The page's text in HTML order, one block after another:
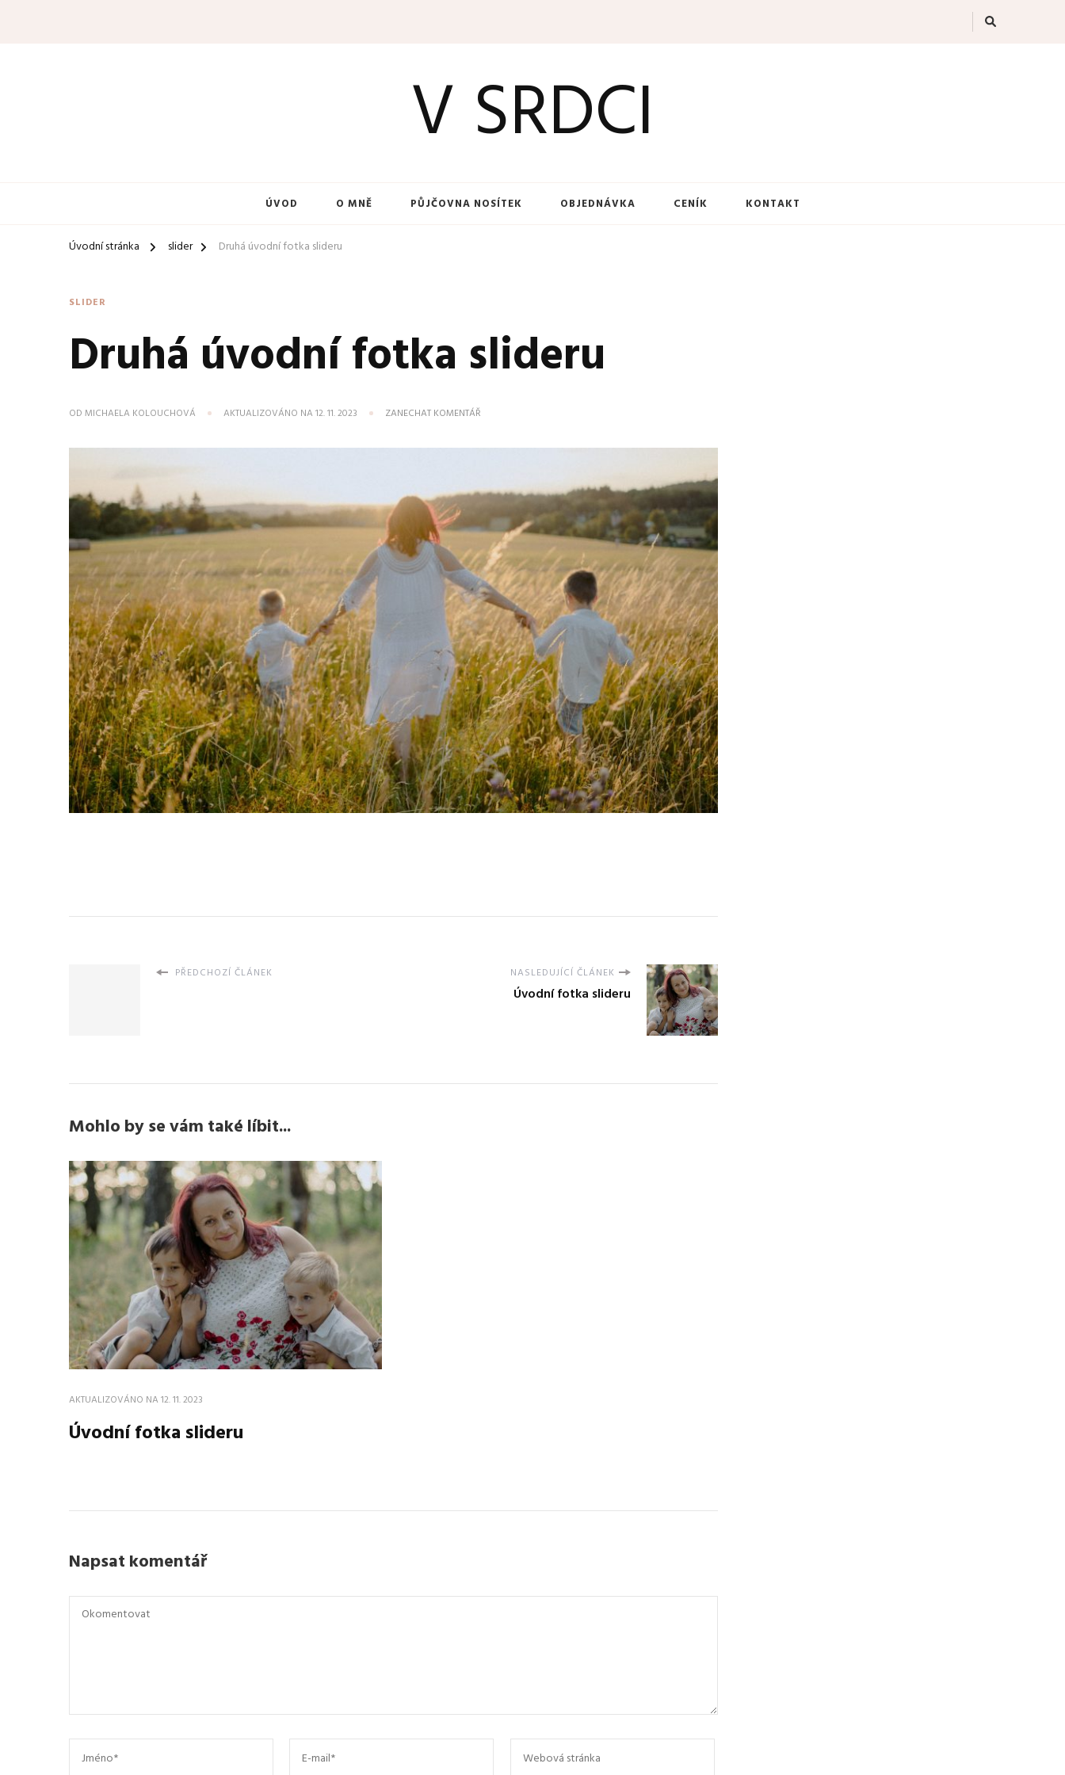
V SRDCI
ÚVOD O MNĚ PŮJČOVNA NOSÍTEK OBJEDNÁVKA CENÍK KONTAKT
Úvodní stránka slider Druhá úvodní fotka slideru
SLIDER
Druhá úvodní fotka slideru
OD MICHAELA KOLOUCHOVÁ AKTUALIZOVÁNO NA 12. 11. 2023 ZANECHAT KOMENTÁŘ
PŘEDCHOZÍ ČLÁNEK NASLEDUJÍCÍ ČLÁNEK
Úvodní fotka slideru
Mohlo by se vám také líbit...
AKTUALIZOVÁNO NA 12. 11. 2023
Úvodní fotka slideru
Napsat komentář